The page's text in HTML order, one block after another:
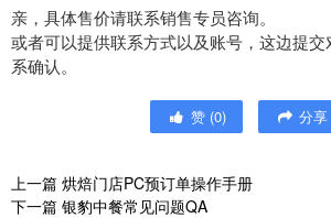
亲，具体售价请联系销售专员咨询。
或者可以提供联系方式以及账号，这边提
系确认。
赞 (0) 分享
上一篇 烘焙门店PC预订单操作手册
下一篇 银豹中餐常见问题QA